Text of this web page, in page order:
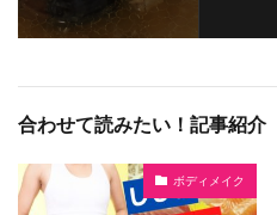
合わせて読みたい！記事紹介
ボディメイク